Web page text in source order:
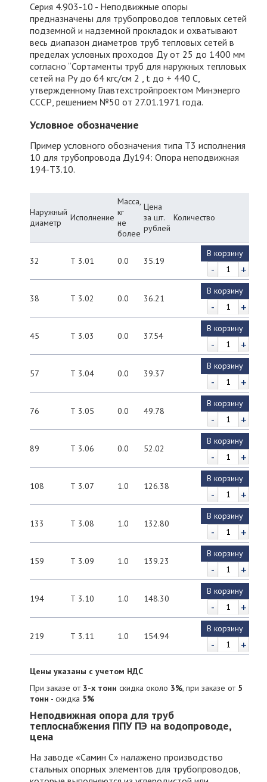
Серия 4.903-10 - Неподвижные опоры
предназначены для трубопроводов тепловых сетей
подземной и надземной прокладок и охватывают
весь диапазон диаметров труб тепловых сетей в
пределах условных проходов Ду от 25 до 1400 мм
согласно “Сортаменты труб для наружных тепловых
сетей на Ру до 64 кгс/см 2 , t до + 440 С,
утвержденному Главтехстройпроектом Минэнерго
СССР, решением №50 от 27.01.1971 года.
Условное обозначение
Пример условного обозначения типа Т3 исполнения
10 для трубопровода Ду194: Опора неподвижная
194-Т3.10.
Наружный
диаметр
Исполнение
Масса,
кг
не
более
Цена
за шт.
рублей
Количество
32 Т 3.01 0.0 35.19
В корзину
- +
38 Т 3.02 0.0 36.21
В корзину
- +
45 Т 3.03 0.0 37.54
В корзину
- +
57 Т 3.04 0.0 39.37
В корзину
- +
76 Т 3.05 0.0 49.78
В корзину
- +
89 Т 3.06 0.0 52.02
В корзину
- +
108 Т 3.07 1.0 126.38
В корзину
- +
133 Т 3.08 1.0 132.80
В корзину
- +
159 Т 3.09 1.0 139.23
В корзину
- +
194 Т 3.10 1.0 148.30
В корзину
- +
219 Т 3.11 1.0 154.94
В корзину
- +
Цены указаны с учетом НДС
При заказе от 3-х тонн скидка около 3%, при заказе от 5
тонн - скидка 5%
Неподвижная опора для труб
теплоснабжения ППУ ПЭ на водопроводе,
цена
На заводе «Самин С» налажено производство
стальных опорных элементов для трубопроводов,
Обратная связь
Ваше имя:*
Ваш телефон:*